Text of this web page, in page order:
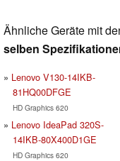
Ähnliche Geräte mit
selben
Lenovo V130-14IKB-
81HQ00DFGE
HD Graphics 620
Lenovo IdeaPad 320S-
14IKB-80X400D1GE
HD Graphics 620